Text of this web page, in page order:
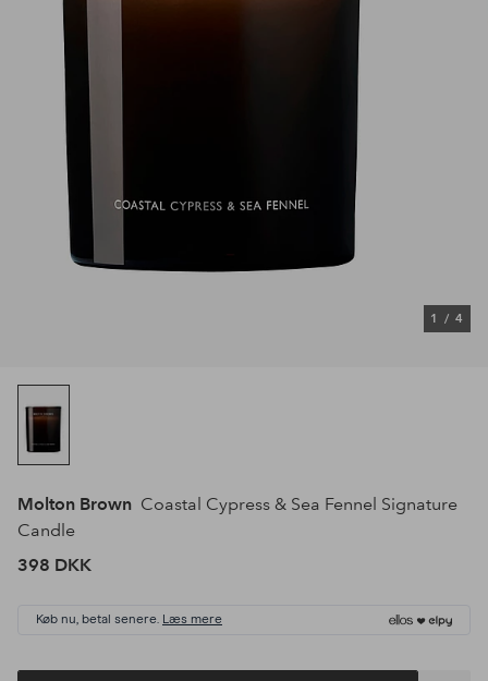
1 / 4
Molton Brown Coastal Cypress & Sea Fennel Signature
Candle
398 DKK
Køb nu, betal senere. Læs mere